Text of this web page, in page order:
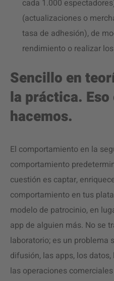
cada 1.000
(actualizaciones o
tasa de adhesión), de
rendimiento o realizar
Sencillo en
la práctica. Eso
hacemos.
El comportamiento en la
comportamiento
cuestión es captar,
comportamiento en tus
modelo de patrocinio, en
app de alguien más. No se
laboratorio; es un problema
difusión, las apps, los
las operaciones